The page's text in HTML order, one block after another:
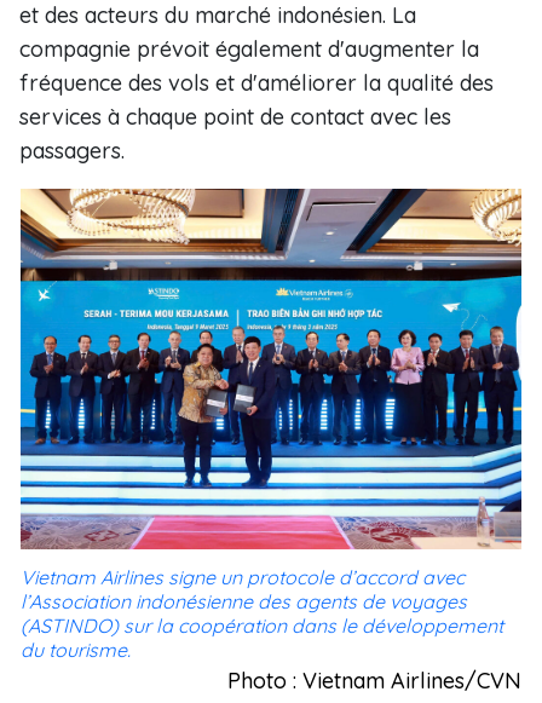
et des acteurs du marché indonésien. La
compagnie prévoit également d'augmenter la
fréquence des vols et d'améliorer la qualité des
services à chaque point de contact avec les
passagers.
Vietnam Airlines signe un protocole d’accord avec
l’Association indonésienne des agents de voyages
(ASTINDO) sur la coopération dans le développement
du tourisme.
Photo : Vietnam Airlines/CVN